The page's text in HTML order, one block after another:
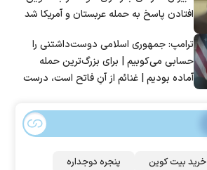
افتادن پاسخ به حمله عربستان و آمریکا شد
ترامپ: جمهوری اسلامی دوست‌داشتنی را
حسابی می‌کوبیم | برای بزرگ‌ترین حمله
آماده بودیم | غنائم از آنِ فاتح است، درست
خرید بیت کوین
پنجره دوجداره